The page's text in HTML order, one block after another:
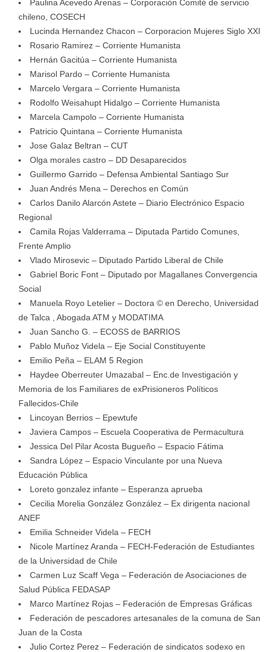
Paulina Acevedo Arenas – Corporación Comité de servicio
chileno, COSECH
Lucinda Hernandez Chacon – Corporacion Mujeres Siglo XXI
Rosario Ramirez – Corriente Humanista
Hernán Gacitúa – Corriente Humanista
Marisol Pardo – Corriente Humanista
Marcelo Vergara – Corriente Humanista
Rodolfo Weisahupt Hidalgo – Corriente Humanista
Marcela Campolo – Corriente Humanista
Patricio Quintana – Corriente Humanista
Jose Galaz Beltran – CUT
Olga morales castro – DD Desaparecidos
Guillermo Garrido – Defensa Ambiental Santiago Sur
Juan Andrés Mena – Derechos en Común
Carlos Danilo Alarcón Astete – Diario Electrónico Espacio
Regional
Camila Rojas Valderrama – Diputada Partido Comunes,
Frente Amplio
Vlado Mirosevic – Diputado Partido Liberal de Chile
Gabriel Boric Font – Diputado por Magallanes Convergencia
Social
Manuela Royo Letelier – Doctora © en Derecho, Universidad
de Talca , Abogada ATM y MODATIMA
Juan Sancho G. – ECOSS de BARRIOS
Pablo Muñoz Videla – Eje Social Constituyente
Emilio Peña – ELAM 5 Region
Haydee Oberreuter Umazabal – Enc.de Investigación y
Memoria de los Familiares de exPrisioneros Políticos
Fallecidos-Chile
Lincoyan Berrios – Epewtufe
Javiera Campos – Escuela Cooperativa de Permacultura
Jessica Del Pilar Acosta Bugueño – Espacio Fátima
Sandra López – Espacio Vinculante por una Nueva
Educación Pública
Loreto gonzalez infante – Esperanza aprueba
Cecilia Morelia González González – Ex dirigenta nacional
ANEF
Emilia Schneider Videla – FECH
Nicole Martínez Aranda – FECH-Federación de Estudiantes
de la Universidad de Chile
Carmen Luz Scaff Vega – Federación de Asociaciones de
Salud Pública FEDASAP
Marco Martínez Rojas – Federación de Empresas Gráficas
Federación de pescadores artesanales de la comuna de San
Juan de la Costa
Julio Cortez Perez – Federación de sindicatos sodexo en